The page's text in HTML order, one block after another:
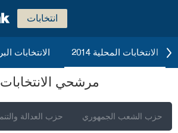
انتخابات
الانتخابات الانتخابات المحلية 2014
مرشحي الانتخابات
حزب العدالة حزب الشعب الجمهوري